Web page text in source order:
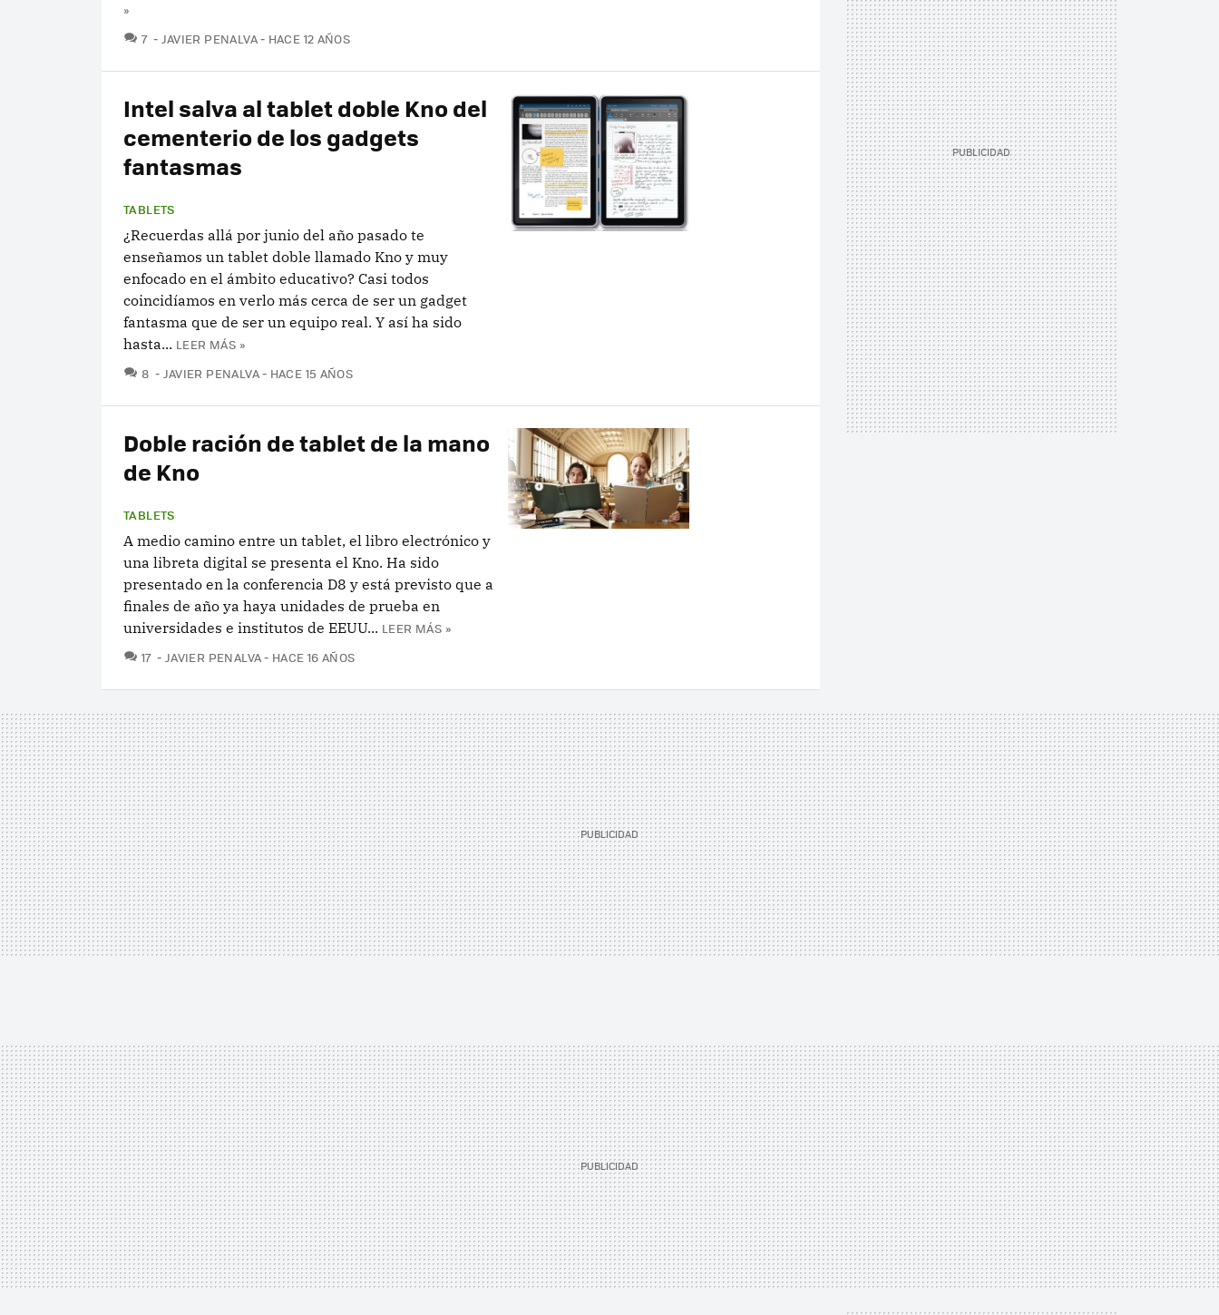
»
7 COMENTARIOS
JAVIER PENALVA HACE 12 AÑOS
Intel salva al tablet doble Kno del
cementerio de los gadgets
fantasmas
TABLETS
¿Recuerdas allá por junio del año pasado te
enseñamos un tablet doble llamado Kno y muy
enfocado en el ámbito educativo? Casi todos
coincidíamos en verlo más cerca de ser un gadget
fantasma que de ser un equipo real. Y así ha sido
hasta... LEER MÁS »
8 COMENTARIOS
JAVIER PENALVA HACE 15 AÑOS
Doble ración de tablet de la mano
de Kno
TABLETS
A medio camino entre un tablet, el libro electrónico y
una libreta digital se presenta el Kno. Ha sido
presentado en la conferencia D8 y está previsto que a
finales de año ya haya unidades de prueba en
universidades e institutos de EEUU... LEER MÁS »
17 COMENTARIOS
JAVIER PENALVA HACE 16 AÑOS